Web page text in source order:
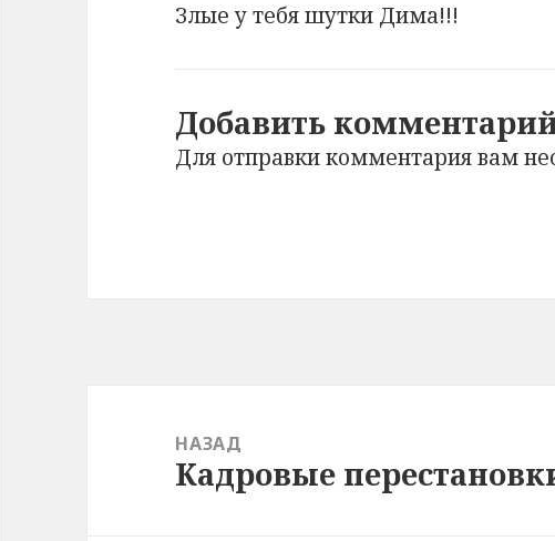
Злые у тебя шутки Дима!!!
Добавить
Для отправки комментария вам
записям
НАЗАД
Предыдущая
Кадровые